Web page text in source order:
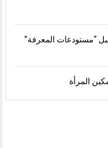
2026” يناقش مستقبل “مستودعات المعرفة”
المرأة